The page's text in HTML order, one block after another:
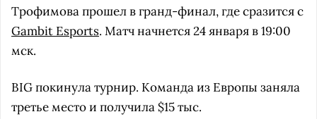
Трофимова прошел в гранд-финал, где сразится с
Gambit Esports. Матч начнется 24 января в 19:00
мск.
BIG покинула турнир. Команда из Европы заняла
третье место и получила $15 тыс.